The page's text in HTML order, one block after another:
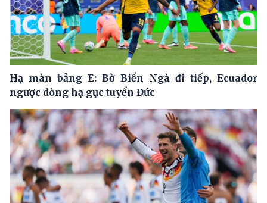
Hạ màn bảng E: Bờ Biển Ngà đi tiếp, Ecuador
ngược dòng hạ gục tuyển Đức